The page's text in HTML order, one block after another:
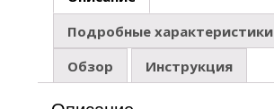
Подробные характеристики
Обзор
Инструкция